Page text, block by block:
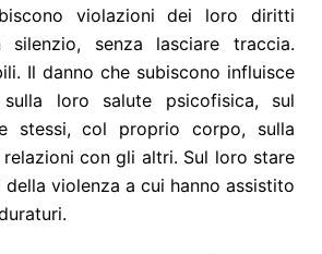
violazioni dei loro diritti
silenzio, senza lasciare traccia.
Il danno che subiscono influisce
loro salute psicofisica, sul
stessi, col proprio corpo, sulla
con gli altri. Sul loro stare
della violenza a cui hanno assistito